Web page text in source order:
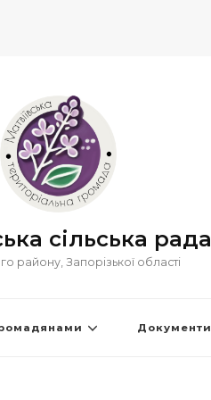
сільська рада
району, Запорізької області
Документи